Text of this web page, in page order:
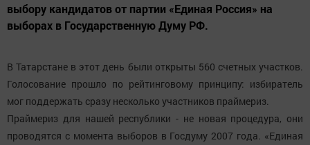
выбору кандидатов от партии «Единая Россия» на
выборах в Государственную Думу РФ.
В Татарстане в этот день были открыты 560 счетных участков.
Голосование прошло по рейтинговому принципу: избиратель
мог поддержать сразу несколько участников праймериз.
Праймериз для нашей республики - не новая процедура, они
проводятся с момента выборов в Госдуму 2007 года. «Единая